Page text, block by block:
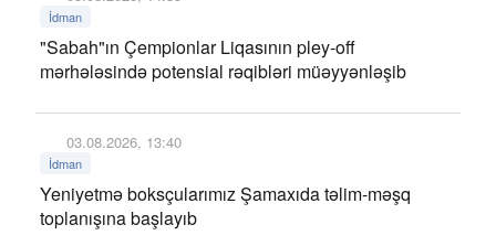
İdman
"Sabah"ın Çempionlar Liqasının pley-off
mərhələsində potensial rəqibləri müəyyənləşib
03.08.2026, 13:40
İdman
Yeniyetmə boksçularımız Şamaxıda təlim-məşq
toplanışına başlayıb